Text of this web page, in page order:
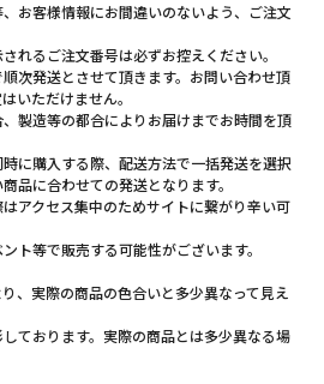
お客様情報にお間違いのないよう、ご注文
れるご注文番号は必ずお控えください。
次発送とさせて頂きます。お問い合わせ頂
いただけません。
製造等の都合によりお届けまでお時間を頂
に購入する際、配送方法で一括発送を選択
品に合わせての発送となります。
アクセス集中のためサイトに繋がり辛い可
ト等で販売する可能性がございます。
、実際の商品の色合いと多少異なって見え
ております。実際の商品とは多少異なる場